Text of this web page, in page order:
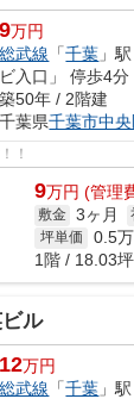
9万円
総武線 「千葉 」
ビ入口」 停歩4分
築50年 / 2階建
千葉県千葉市中
！
9万円 (管理
敷金 3ヶ月
坪単価 0.5
1階 / 18.03
ル
12万円
総武線 「千葉 」